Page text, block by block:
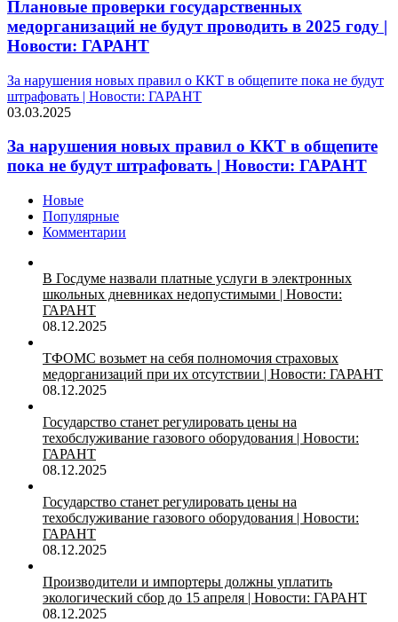
Плановые проверки государственных
медорганизаций не будут проводить в 2025 году |
Новости: ГАРАНТ
За нарушения новых правил о ККТ в общепите пока не будут
штрафовать | Новости: ГАРАНТ
03.03.2025
За нарушения новых правил о ККТ в общепите
пока не будут штрафовать | Новости: ГАРАНТ
Новые
Популярные
Комментарии
В Госдуме назвали платные услуги в электронных
школьных дневниках недопустимыми | Новости:
ГАРАНТ
08.12.2025
ТФОМС возьмет на себя полномочия страховых
медорганизаций при их отсутствии | Новости: ГАРАНТ
08.12.2025
Государство станет регулировать цены на
техобслуживание газового оборудования | Новости:
ГАРАНТ
08.12.2025
Государство станет регулировать цены на
техобслуживание газового оборудования | Новости:
ГАРАНТ
08.12.2025
Производители и импортеры должны уплатить
экологический сбор до 15 апреля | Новости: ГАРАНТ
08.12.2025